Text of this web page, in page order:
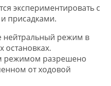
экспериментировать с
присадками.
нейтральный режим в
остановках.
режимом разрешено
от ходовой